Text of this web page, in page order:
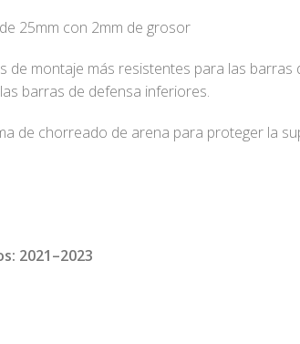
25mm con 2mm de grosor
de montaje más resistentes para las
barras de defensa inferiores.
de chorreado de arena para proteger la
2021–2023